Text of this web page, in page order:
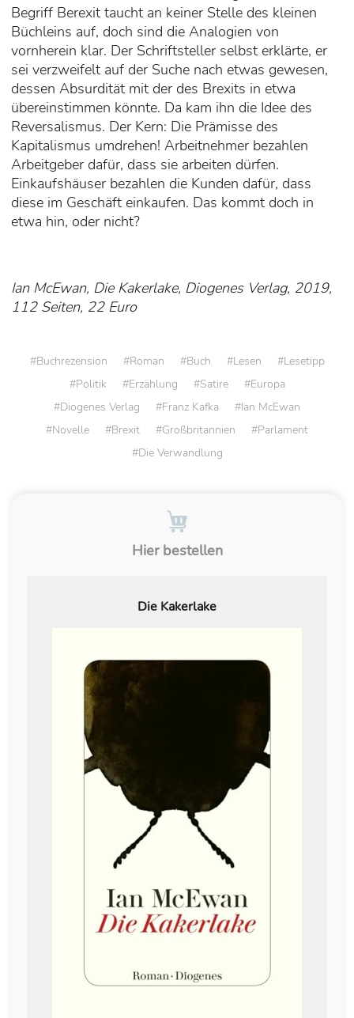
Begriff Berexit taucht an keiner Stelle des kleinen
Büchleins auf, doch sind die Analogien von
vornherein klar. Der Schriftsteller selbst erklärte, er
sei verzweifelt auf der Suche nach etwas gewesen,
dessen Absurdität mit der des Brexits in etwa
übereinstimmen könnte. Da kam ihn die Idee des
Reversalismus. Der Kern: Die Prämisse des
Kapitalismus umdrehen! Arbeitnehmer bezahlen
Arbeitgeber dafür, dass sie arbeiten dürfen.
Einkaufshäuser bezahlen die Kunden dafür, dass
diese im Geschäft einkaufen. Das kommt doch in
etwa hin, oder nicht?
Ian McEwan, Die Kakerlake, Diogenes Verlag, 2019,
112 Seiten, 22 Euro
Buchrezension Roman Buch Lesen
Lesetipp
Politik
Erzählung Satire
Europa
Diogenes Verlag
Franz Kafka
Ian McEwan
Novelle
Brexit Großbritannien
Parlament
Die Verwandlung
Hier bestellen
Die Kakerlake